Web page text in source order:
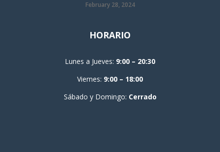
February 28, 2024
HORARIO
Lunes a Jueves: 9:00 – 20:30
Viernes: 9:00 – 18:00
Sábado y Domingo: Cerrado